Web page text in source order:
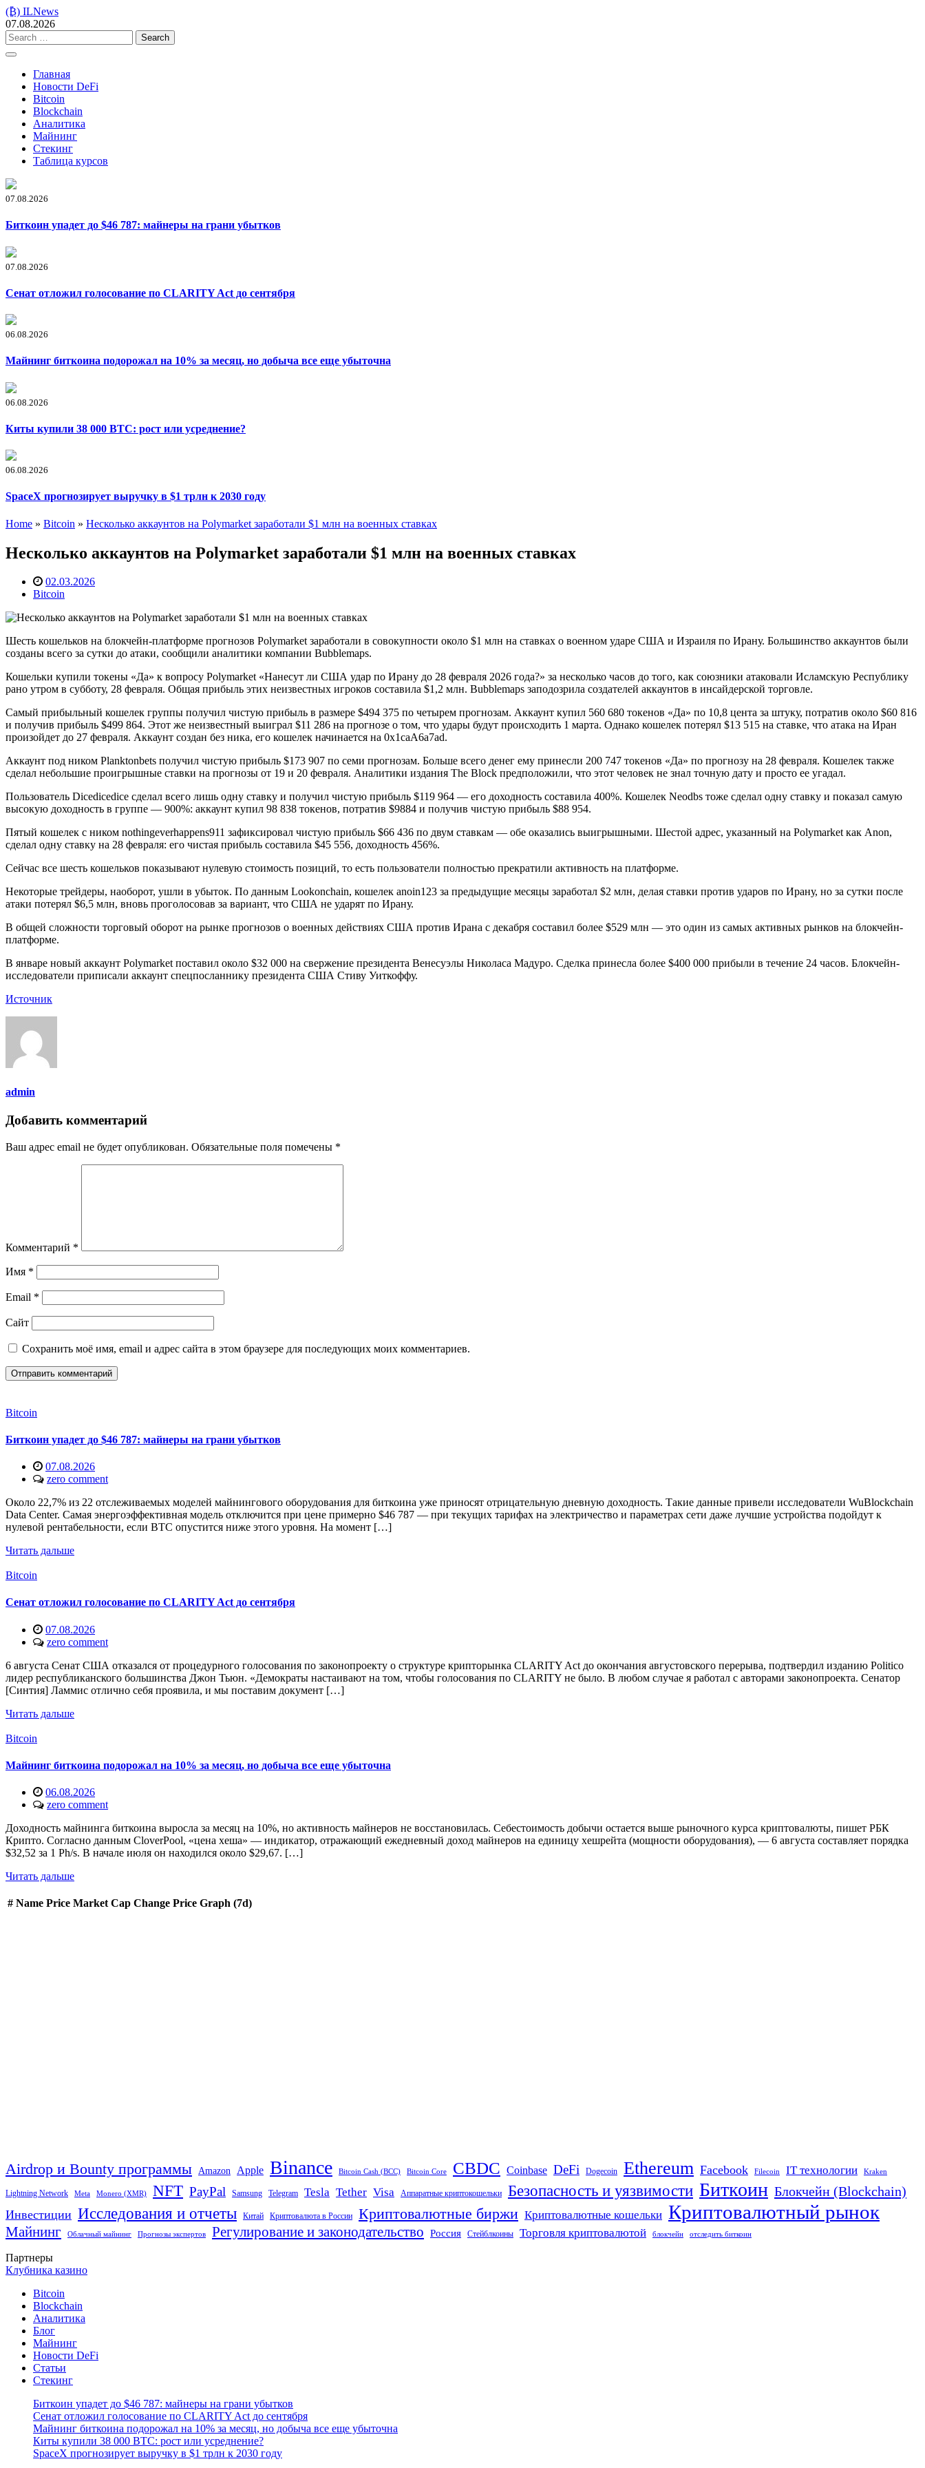
Skip
to
content
(₿) ILNews
07.08.2026
Search
for:
Главная
Новости DeFi
Bitcoin
Blockchain
Аналитика
Майнинг
Стекинг
Таблица курсов
07.08.2026
Биткоин упадет до $46 787: майнеры на грани убытков
07.08.2026
Сенат отложил голосование по CLARITY Act до сентября
06.08.2026
Майнинг биткоина подорожал на 10% за месяц, но добыча все еще убыточна
06.08.2026
Киты купили 38 000 BTC: рост или усреднение?
06.08.2026
SpaceX прогнозирует выручку в $1 трлн к 2030 году
Home » Bitcoin » Несколько аккаунтов на Polymarket заработали $1 млн на военных ставках
Несколько аккаунтов на Polymarket заработали $1 млн на военных ставках
02.03.2026
Bitcoin
Шесть кошельков на блокчейн-платформе прогнозов Polymarket заработали в совокупности около $1 млн на ставках о военном ударе США и Израиля по Ирану. Большинство аккаунтов были
созданы всего за сутки до атаки, сообщили аналитики компании Bubblemaps.
Кошельки купили токены «Да» к вопросу Polymarket «Нанесут ли США удар по Ирану до 28 февраля 2026 года?» за несколько часов до того, как союзники атаковали Исламскую Республику
рано утром в субботу, 28 февраля. Общая прибыль этих неизвестных игроков составила $1,2 млн. Bubblemaps заподозрила создателей аккаунтов в инсайдерской торговле.
Самый прибыльный кошелек группы получил чистую прибыль в размере $494 375 по четырем прогнозам. Аккаунт купил 560 680 токенов «Да» по 10,8 цента за штуку, потратив около $60 816
и получив прибыль $499 864. Этот же неизвестный выиграл $11 286 на прогнозе о том, что удары будут происходить 1 марта. Однако кошелек потерял $13 515 на ставке, что атака на Иран
произойдет до 27 февраля. Аккаунт создан без ника, его кошелек начинается на 0x1caA6a7ad.
Аккаунт под ником Planktonbets получил чистую прибыль $173 907 по семи прогнозам. Больше всего денег ему принесли 200 747 токенов «Да» по прогнозу на 28 февраля. Кошелек также
сделал небольшие проигрышные ставки на прогнозы от 19 и 20 февраля. Аналитики издания The Block предположили, что этот человек не знал точную дату и просто ее угадал.
Пользователь Dicedicedice сделал всего лишь одну ставку и получил чистую прибыль $119 964 — его доходность составила 400%. Кошелек Neodbs тоже сделал одну ставку и показал самую
высокую доходность в группе — 900%: аккаунт купил 98 838 токенов, потратив $9884 и получив чистую прибыль $88 954.
Пятый кошелек с ником nothingeverhappens911 зафиксировал чистую прибыль $66 436 по двум ставкам — обе оказались выигрышными. Шестой адрес, указанный на Polymarket как Anon,
сделал одну ставку на 28 февраля: его чистая прибыль составила $45 556, доходность 456%.
Сейчас все шесть кошельков показывают нулевую стоимость позиций, то есть пользователи полностью прекратили активность на платформе.
Некоторые трейдеры, наоборот, ушли в убыток. По данным Lookonchain, кошелек anoin123 за предыдущие месяцы заработал $2 млн, делая ставки против ударов по Ирану, но за сутки после
атаки потерял $6,5 млн, вновь проголосовав за вариант, что США не ударят по Ирану.
В общей сложности торговый оборот на рынке прогнозов о военных действиях США против Ирана с декабря составил более $529 млн — это один из самых активных рынков на блокчейн-
платформе.
В январе новый аккаунт Polymarket поставил около $32 000 на свержение президента Венесуэлы Николаса Мадуро. Сделка принесла более $400 000 прибыли в течение 24 часов. Блокчейн-
исследователи приписали аккаунт спецпосланнику президента США Стиву Уиткоффу.
Источник
admin
Добавить комментарий
Ваш адрес email не будет опубликован. Обязательные поля помечены *
Комментарий *
Имя *
Email *
Сайт
Сохранить моё имя, email и адрес сайта в этом браузере для последующих моих комментариев.
Bitcoin
Биткоин упадет до $46 787: майнеры на грани убытков
07.08.2026
zero comment
Около 22,7% из 22 отслеживаемых моделей майнингового оборудования для биткоина уже приносят отрицательную дневную доходность. Такие данные привели исследователи WuBlockchain
Data Center. Самая энергоэффективная модель отключится при цене примерно $46 787 — при текущих тарифах на электричество и параметрах сети даже лучшие устройства подойдут к
нулевой рентабельности, если BTC опустится ниже этого уровня. На момент […]
Читать дальше
Bitcoin
Сенат отложил голосование по CLARITY Act до сентября
07.08.2026
zero comment
6 августа Сенат США отказался от процедурного голосования по законопроекту о структуре крипторынка CLARITY Act до окончания августовского перерыва, подтвердил изданию Politico
лидер республиканского большинства Джон Тьюн. «Демократы настаивают на том, чтобы голосования по CLARITY не было. В любом случае я работал с авторами законопроекта. Сенатор
[Синтия] Ламмис отлично себя проявила, и мы поставим документ […]
Читать дальше
Bitcoin
Майнинг биткоина подорожал на 10% за месяц, но добыча все еще убыточна
06.08.2026
zero comment
Доходность майнинга биткоина выросла за месяц на 10%, но активность майнеров не восстановилась. Себестоимость добычи остается выше рыночного курса криптовалюты, пишет РБК
Крипто. Согласно данным CloverPool, «цена хеша» — индикатор, отражающий ежедневный доход майнеров на единицу хешрейта (мощности оборудования), — 6 августа составляет порядка
$32,52 за 1 Ph/s. В начале июля он находился около $29,67. […]
Читать дальше
# Name Price Market Cap Change Price Graph (7d)
Airdrop и Bounty программы Amazon Apple Binance Bitcoin Cash (BCC) Bitcoin Core CBDC Coinbase DeFi Dogecoin Ethereum Facebook Filecoin IT технологии Kraken
Lightning Network Meta Monero (XMR) NFT PayPal Samsung Telegram Tesla Tether Visa Аппаратные криптокошельки Безопасность и уязвимости Биткоин Блокчейн (Blockchain)
Инвестиции Исследования и отчеты Китай Криптовалюта в России Криптовалютные биржи Криптовалютные кошельки Криптовалютный рынок
Майнинг Облачный майнинг Прогнозы экспертов Регулирование и законодательство Россия Стейблкоины Торговля криптовалютой блокчейн отследить биткоин
Партнеры
Клубника казино
Bitcoin
Blockchain
Аналитика
Блог
Майнинг
Новости DeFi
Статьи
Стекинг
Биткоин упадет до $46 787: майнеры на грани убытков
Сенат отложил голосование по CLARITY Act до сентября
Майнинг биткоина подорожал на 10% за месяц, но добыча все еще убыточна
Киты купили 38 000 BTC: рост или усреднение?
SpaceX прогнозирует выручку в $1 трлн к 2030 году